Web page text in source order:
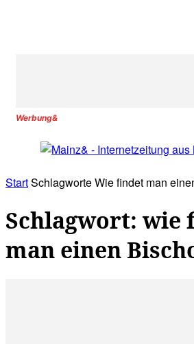
Werbung&
StartSchlagworteWie findet man
Schlagwort: wie
man einen